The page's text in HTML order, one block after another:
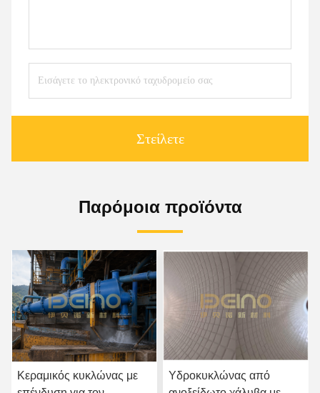
Στείλετε
Παρόμοια προϊόντα
Κεραμικός κυκλώνας με
Υδροκυκλώνας από